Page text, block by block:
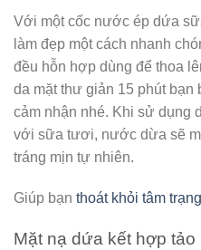
Với một cốc nước ép dứa
làm đẹp một cách nhanh
đều hỗn hợp dùng để thoa
da mặt thư giản 15 phút bạn
cảm nhận nhé. Khi sử dụng
với sữa tươi, nước dừa sẽ
tráng mịn tự nhiên.
Giúp bạn thoát khỏi tâm
Mặt nạ dứa kết hợp tảo